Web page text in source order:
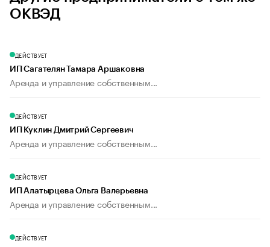
ОКВЭД
ДЕЙСТВУЕТ
ИП Сагателян Тамара Аршаковна
Аренда и управление собственным...
ДЕЙСТВУЕТ
ИП Куклин Дмитрий Сергеевич
Аренда и управление собственным...
ДЕЙСТВУЕТ
ИП Алатырцева Ольга Валерьевна
Аренда и управление собственным...
ДЕЙСТВУЕТ